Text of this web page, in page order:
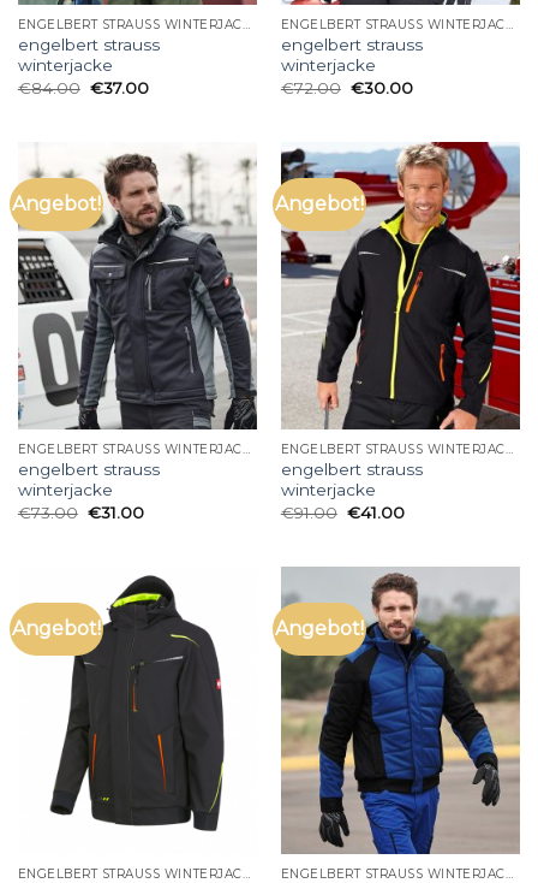
engelbert strauss
winterjacke
€84.00 €37.00
engelbert strauss
winterjacke
€72.00 €30.00
Angebot!
ENGELBERT STRAUSS WINTERJACKE
engelbert strauss
winterjacke
€73.00 €31.00
Angebot!
ENGELBERT STRAUSS WINTERJACKE
engelbert strauss
winterjacke
€91.00 €41.00
Angebot!
ENGELBERT STRAUSS WINTERJACKE
Angebot!
ENGELBERT STRAUSS WINTERJACKE